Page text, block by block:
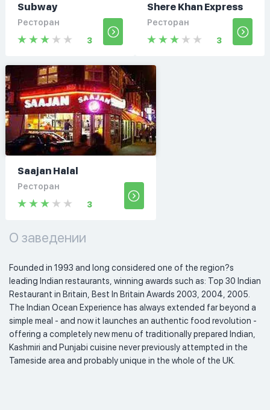
Subway
Ресторан
3
Shere Khan Express
Ресторан
3
Saajan Halal
Ресторан
3
О заведении
Founded in 1993 and long considered one of the region?s
leading Indian restaurants, winning awards such as: Top 30 Indian
Restaurant in Britain, Best In Britain Awards 2003, 2004, 2005.
The Indian Ocean Experience has always extended far beyond a
simple meal - and now it launches an authentic food revolution -
offering a completely new menu of traditionally prepared Indian,
Kashmiri and Punjabi cuisine never previously attempted in the
Tameside area and probably unique in the whole of the UK.